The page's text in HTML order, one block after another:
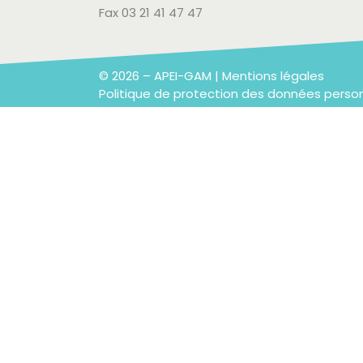
Fax 03 21 41 47 47
© 2026 – APEI-GAM | Mentions légales
Politique de protection des données